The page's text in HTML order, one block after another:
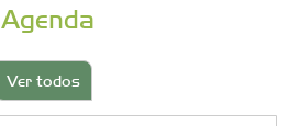
Agenda
Ver todos